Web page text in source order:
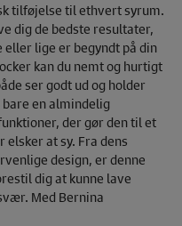
tilføjelse til ethvert syrum.
dig de bedste resultater,
eller lige er begyndt på din
kan du nemt og hurtigt
ser godt ud og holder
en almindelig
der gør den til et
at sy. Fra dens
design, er denne
dig at kunne lave
Med Bernina